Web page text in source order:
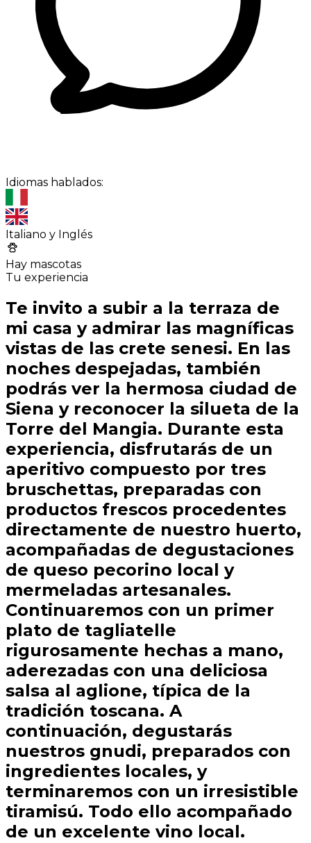
Idiomas hablados:
Italiano y Inglés
Hay mascotas
Tu experiencia
Te invito a subir a la terraza de
mi casa y admirar las magníficas
vistas de las crete senesi. En las
noches despejadas, también
podrás ver la hermosa ciudad de
Siena y reconocer la silueta de la
Torre del Mangia. Durante esta
experiencia, disfrutarás de un
aperitivo compuesto por tres
bruschettas, preparadas con
productos frescos procedentes
directamente de nuestro huerto,
acompañadas de degustaciones
de queso pecorino local y
mermeladas artesanales.
Continuaremos con un primer
plato de tagliatelle
rigurosamente hechas a mano,
aderezadas con una deliciosa
salsa al aglione, típica de la
tradición toscana. A
continuación, degustarás
nuestros gnudi, preparados con
ingredientes locales, y
terminaremos con un irresistible
tiramisú. Todo ello acompañado
de un excelente vino local.